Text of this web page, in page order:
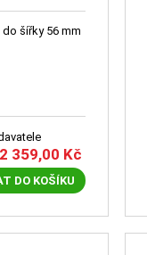
šířky 56 mm
2 359,00 Kč
DO KOŠÍKU